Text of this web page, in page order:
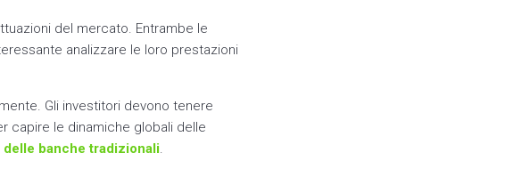
del mercato. Entrambe le
analizzare le loro prestazioni
Gli investitori devono tenere
capire le dinamiche globali delle
banche tradizionali.